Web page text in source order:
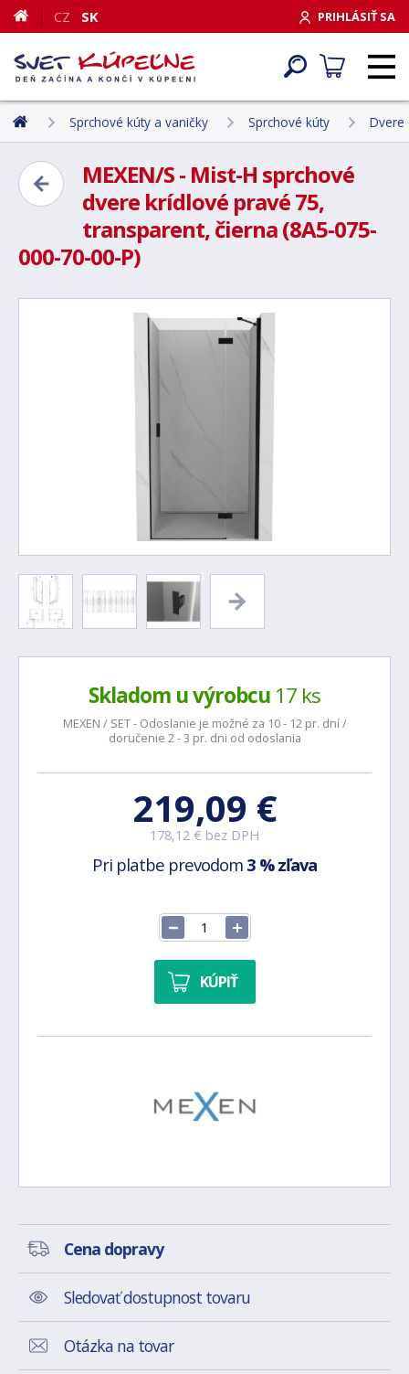
PRIHLÁSIŤ SA
CZ SK
Sprchové kúty a vaničky Sprchové kúty Dvere
MEXEN/S - Mist-H sprchové
dvere krídlové pravé 75,
transparent, čierna (8A5-075-
000-70-00-P)
Skladom u výrobcu 17 ks
MEXEN / SET - Odoslanie je možné za 10 - 12 pr. dní /
doručenie 2 - 3 pr. dni od odoslania
219,09 €
178,12 € bez DPH
Pri platbe prevodom 3 % zľava
KÚPIŤ
Cena dopravy
Sledovať dostupnost tovaru
Otázka na tovar